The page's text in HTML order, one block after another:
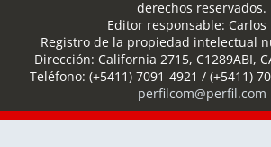
derechos reservados.
Editor responsable: Carlos
Registro de la propiedad intelectual
Dirección: California 2715, C1289ABI,
Teléfono: (+5411) 7091-4921 / (+5411)
perfilcom@perfil.com